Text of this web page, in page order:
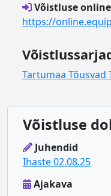
Võistluse
https://
Tartumaa Tõusvad
Võistluse
Juhendid
Ihaste 02.08.25
Ajakava